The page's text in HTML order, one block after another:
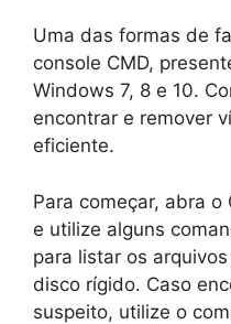
Uma das formas de
console CMD,
Windows 7, 8 e 10.
encontrar e remover
eficiente.
Para começar, abra
e utilize alguns
para listar os
disco rígido. Caso
suspeito, utilize o